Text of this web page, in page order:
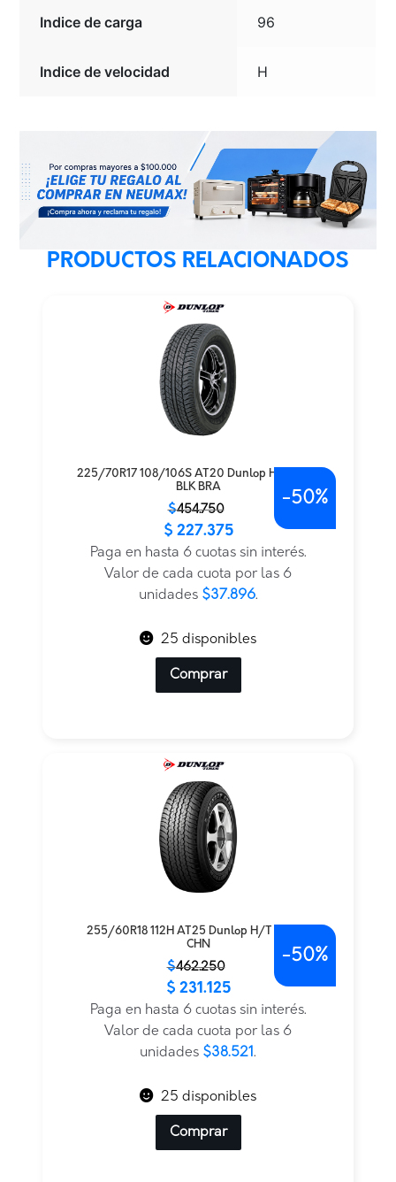
Indice de carga 96
Indice de velocidad H
PRODUCTOS RELACIONADOS
225/70R17 108/106S AT20 Dunlop H/T LT TL
BLK BRA
$454.750
original
actual
$ 227.375
Paga en hasta 6 cuotas sin interés.
Valor de cada cuota por las 6
unidades $37.896.
-50%
25 disponibles
Comprar
255/60R18 112H AT25 Dunlop H/T TL BLK
CHN
$462.250
original
actual
$ 231.125
Paga en hasta 6 cuotas sin interés.
Valor de cada cuota por las 6
unidades $38.521.
-50%
25 disponibles
Comprar